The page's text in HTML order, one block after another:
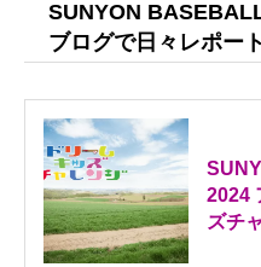
SUNYON
ブログで日々レポー
2024
ズチ